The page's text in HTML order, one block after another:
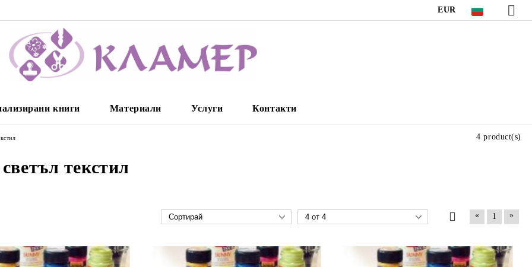
EUR
книги Материали Услуги Контакти
текстил
4 product(s)
« 1 »